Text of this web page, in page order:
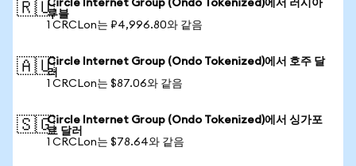
🇷🇺Circle Internet Group (Ondo Tokenized)에서 러시아
루블
1 CRCLon는 ₽4,996.80와 같음
🇦🇺Circle Internet Group (Ondo Tokenized)에서 호주 달
러
1 CRCLon는 $87.06와 같음
🇸🇬Circle Internet Group (Ondo Tokenized)에서 싱가포
르 달러
1 CRCLon는 $78.64와 같음